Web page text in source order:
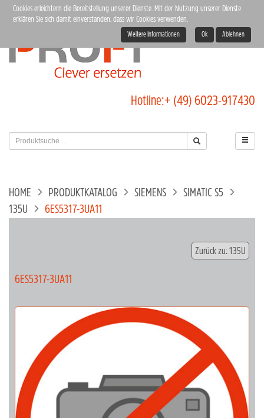
Hotline:+ (49) 6023-917430
HOME PRODUKTKATALOG SIEMENS
SIMATIC S5
135U
6ES5317-3UA11
Zurück zu: 135U
6ES5317-3UA11
Cookies erleichtern die Bereitstellung unserer Dienste. Mit der Nutzung unserer Dienste
erklären Sie sich damit einverstanden, dass wir Cookies verwenden.
Weitere Informationen Ok Ablehnen